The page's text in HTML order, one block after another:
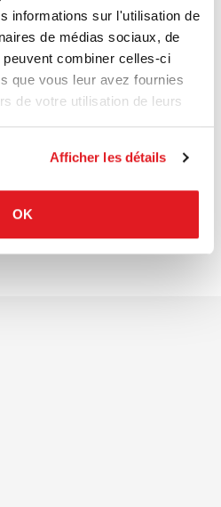
informations sur l'utilisation de
de médias sociaux, de
combiner celles-ci
que vous leur avez fournies
de votre utilisation de leurs
Afficher les détails
OK
en polyéthylène tressés à la
Moroso Banjooli Brochure